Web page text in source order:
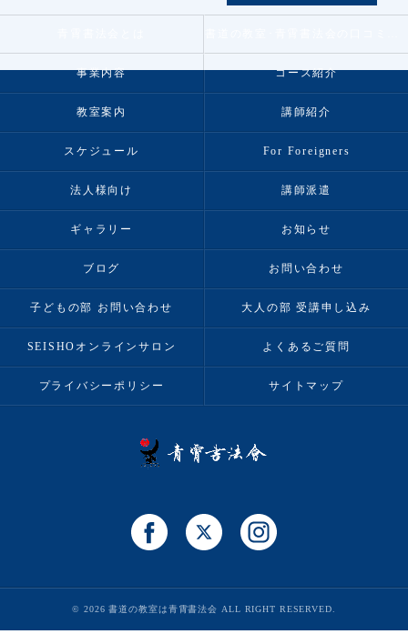
事業内容 コース紹介
教室案内 講師紹介
スケジュール For Foreigners
法人様向け 講師派遣
ギャラリー お知らせ
ブログ お問い合わせ
子どもの部 お問い合わせ 大人の部 受講申し込み
SEISHOオンラインサロン よくあるご質問
プライバシーポリシー サイトマップ
© 2026 書道の教室は青霄書法会 ALL RIGHT RESERVED.